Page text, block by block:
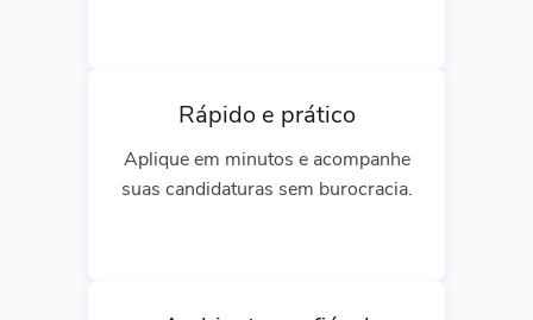
Rápido e prático
Aplique em minutos e acompanhe
suas candidaturas sem burocracia.